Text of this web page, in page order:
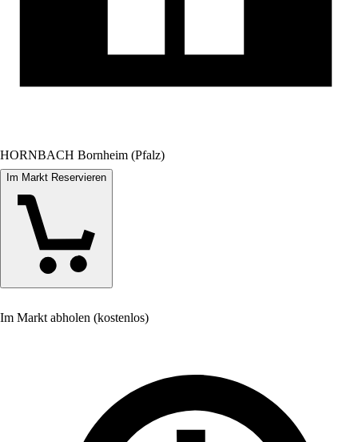
HORNBACH Bornheim (Pfalz)
Im Markt Reservieren
Im Markt abholen (kostenlos)